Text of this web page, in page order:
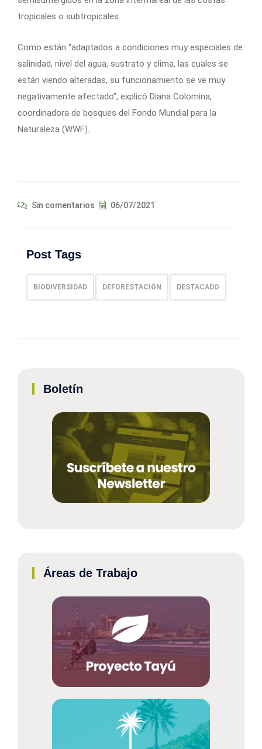
tropicales o subtropicales.
Como están “adaptados a condiciones muy especiales de
salinidad, nivel del agua, sustrato y clima, las cuales se
están viendo alteradas, su funcionamiento se ve muy
negativamente afectado”, explicó Diana Colomina,
coordinadora de bosques del Fondo Mundial para la
Naturaleza (WWF).
Sin comentarios 06/07/2021
Post Tags
BIODIVERSIDAD DEFORESTACIÓN DESTACADO
Boletín
Áreas de Trabajo